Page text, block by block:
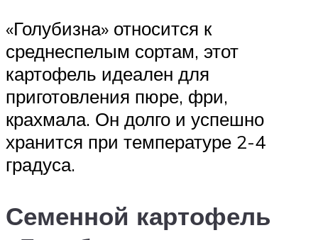
«Голубизна» относится к
среднеспелым сортам, этот
картофель идеален для
приготовления пюре, фри,
крахмала. Он долго и успешно
хранится при температуре 2-4
градуса.
Семенной картофель